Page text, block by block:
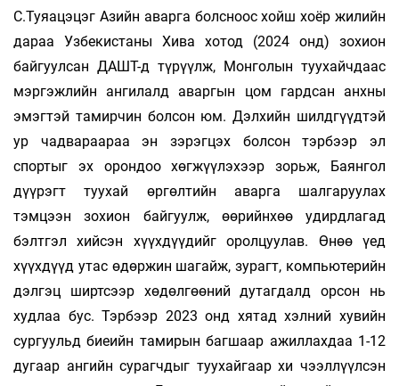
С.Туяацэцэг Азийн аварга болсноос хойш хоёр жилийн
дараа Узбекистаны Хива хо­тод (2024 онд) зохион
байгуулсан ДАШТ-д түрүүлж, Монголын туухайчдаас
мэргэжлийн ангилалд аваргын цом гардсан анхны
эмэгтэй тамирчин болсон юм. Дэлхийн шилдгүүдтэй
ур чадвараараа эн зэрэгцэх болсон тэрбээр эл
спортыг эх орондоо хөгжүүлэхээр зорьж, Баянгол
дүүрэгт туухай өргөлтийн аварга шалгаруулах
тэмцээн зохион байгуулж, өөрийнхөө удирдлагад
бэлтгэл хийсэн хүүхдүүдийг оролцуулав. Өнөө үед
хүүхдүүд утас өдөржин шагайж, зурагт, компьютерийн
дэлгэц ширтсээр хөдөлгөөний дутагдалд орсон нь
худлаа бус. Тэрбээр 2023 онд хятад хэлний хувийн
сургуульд биеийн тамирын багшаар ажиллахдаа 1-12
дугаар ангийн сурагчдыг туухайгаар хи­ чээллүүлсэн